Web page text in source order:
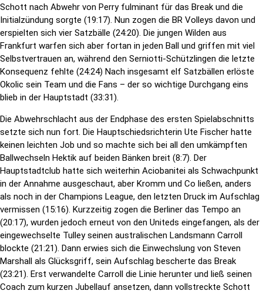
Schott nach Abwehr von Perry fulminant für das Break und die
Initialzündung sorgte (19:17). Nun zogen die BR Volleys davon und
erspielten sich vier Satzbälle (24:20). Die jungen Wilden aus
Frankfurt warfen sich aber fortan in jeden Ball und griffen mit viel
Selbstvertrauen an, während den Serniotti-Schützlingen die letzte
Konsequenz fehlte (24:24) Nach insgesamt elf Satzbällen erlöste
Okolic sein Team und die Fans – der so wichtige Durchgang eins
blieb in der Hauptstadt (33:31).
Die Abwehrschlacht aus der Endphase des ersten Spielabschnitts
setzte sich nun fort. Die Hauptschiedsrichterin Ute Fischer hatte
keinen leichten Job und so machte sich bei all den umkämpften
Ballwechseln Hektik auf beiden Bänken breit (8:7). Der
Hauptstadtclub hatte sich weiterhin Aciobanitei als Schwachpunkt
in der Annahme ausgeschaut, aber Kromm und Co ließen, anders
als noch in der Champions League, den letzten Druck im Aufschlag
vermissen (15:16). Kurzzeitig zogen die Berliner das Tempo an
(20:17), wurden jedoch erneut von den Uniteds eingefangen, als der
eingewechselte Tulley seinen australischen Landsmann Carroll
blockte (21:21). Dann erwies sich die Einwechslung von Steven
Marshall als Glücksgriff, sein Aufschlag bescherte das Break
(23:21). Erst verwandelte Carroll die Linie herunter und ließ seinen
Coach zum kurzen Jubellauf ansetzen, dann vollstreckte Schott